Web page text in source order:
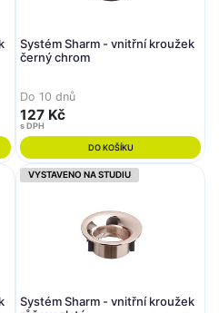
Systém Sharm - vnitřní kroužek
černý chrom
Do 10 dnů
127 Kč
s DPH
DO KOŠÍKU
VYSTAVENO NA STUDIU
Systém Sharm - vnitřní kroužek